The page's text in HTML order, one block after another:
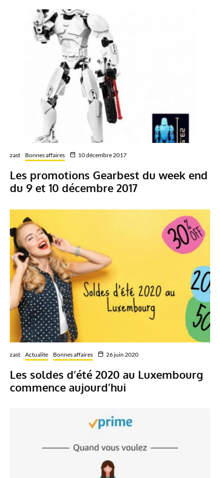
zast Bonnes affaires 10 décembre 2017
Les promotions Gearbest du week end
du 9 et 10 décembre 2017
zast Actualite Bonnes affaires 26 juin 2020
Les soldes d’été 2020 au Luxembourg
commence aujourd’hui